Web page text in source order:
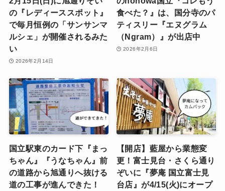
の『レディーススポット』
で毎月恒例の「サンサンマ
ルシェ」が開催されるみた
い
2026年2月14日
食べた？』は、国分寺のパ
ティスリー『エヌグラム
（Ngram）』が出店中
2026年2月6日
国立駅東のカード下『まっ
ちゃん』『うなちゃん』前
の道路から旭通りへ抜ける
道の工事が進んできた！
【開店】藍屋から業態変
更！富士見台・さくら通り
ぞいに『夢庵 国立富士見
台店』が4/15(火)にオープ